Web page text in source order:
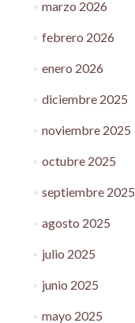
marzo 2026
febrero 2026
enero 2026
diciembre 2025
noviembre 2025
octubre 2025
septiembre 2025
agosto 2025
julio 2025
junio 2025
mayo 2025